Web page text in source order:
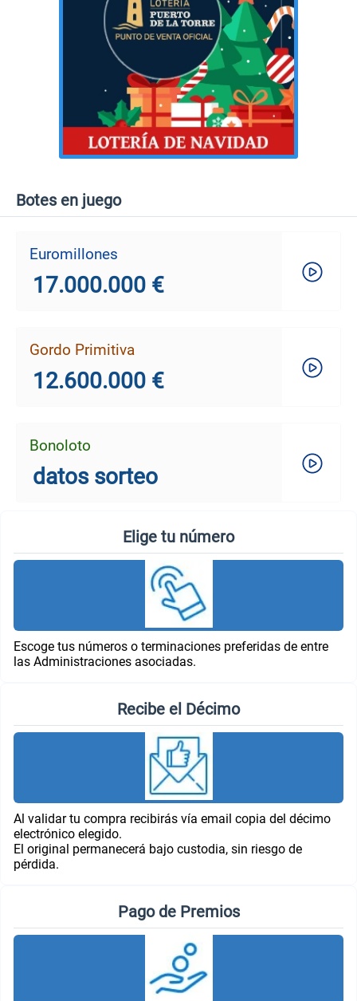
Botes en juego
Euromillones
17.000.000 €
Gordo Primitiva
12.600.000 €
Bonoloto
datos sorteo
Elige tu número
Escoge tus números o terminaciones preferidas de entre
las Administraciones asociadas.
Recibe el Décimo
Al validar tu compra recibirás vía email copia del décimo
electrónico elegido.
El original permanecerá bajo custodia, sin riesgo de
pérdida.
Pago de Premios